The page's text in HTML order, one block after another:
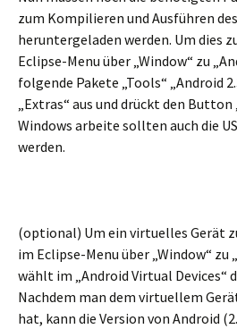
zum Kompilieren und Ausführen
heruntergeladen werden. Um dies
Eclipse-Menu über „Window“ zu
folgende Pakete „Tools“ „Android
„Extras“ aus und drückt den
Windows arbeite sollten auch die
werden.
(optional) Um ein virtuelles Gerät
im Eclipse-Menu über „Window“ zu
wählt im „Android Virtual Devices“
Nachdem man dem virtuellem
hat, kann die Version von Android